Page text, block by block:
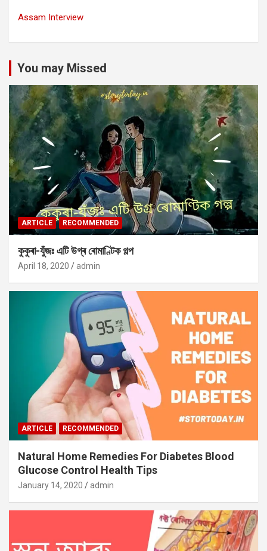
Assam Interview
You may Missed
ARTICLE RECOMMENDED
কুকুৰা-যুঁজঃ এটি উগ্ৰ ৰোমাণ্টিক গল্প
April 18, 2020 admin
ARTICLE RECOMMENDED
Natural Home Remedies For Diabetes Blood
Glucose Control Health Tips
January 14, 2020 admin